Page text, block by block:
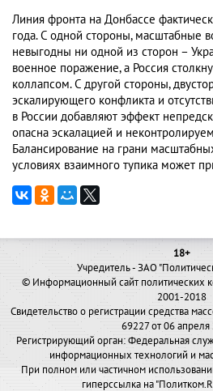
Линия фронта на Донбассе
года. С одной стороны, масштабные
невыгодны ни одной из сторон –
военное поражение, а Россия
коллапсом. С другой стороны,
эскалирующего конфликта и
в России добавляют эффект
опасна эскалацией и
Балансирование на грани
условиях взаимного тупика может
18+
Учредитель - ЗАО
© Информационный сайт политических
2001-2018
Свидетельство о регистрации средства
69227 от 06 апреля
Регистрирующий орган: Федеральная
информационных технологий и
При полном или частичном
гиперссылка на